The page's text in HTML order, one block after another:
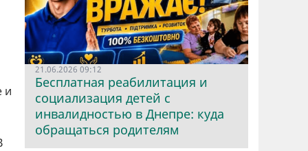
и
21.06.2026 09:12
Бесплатная реабилитация и
социализация детей с
инвалидностью в Днепре: куда
обращаться родителям